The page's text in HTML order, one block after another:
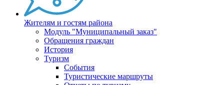
Жителям и гостям района
Модуль "Муниципальный заказ"
Обращения граждан
История
Туризм
События
Туристические маршруты